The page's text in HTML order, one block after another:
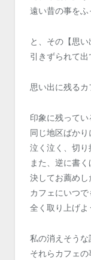
遠い昔の事をふ
と、その【思
引きずられて
思い出に残るカ
印象に残ってい
同じ地区ばか
泣く泣く、切
また、逆に書く
決してお薦め
カフェにいつ
全く取り上げよ
私の消えそうな
それらカフェ